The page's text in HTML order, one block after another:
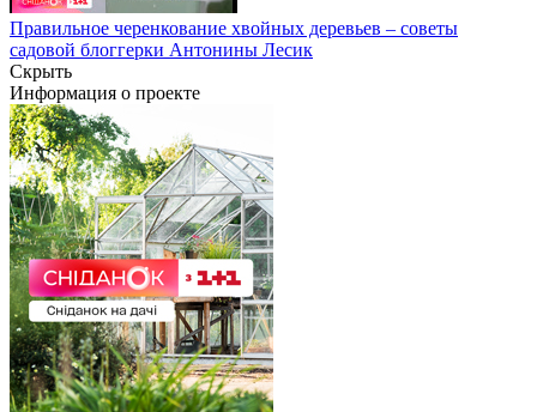
Правильное черенкование хвойных деревьев – советы
садовой блоггерки Антонины Лесик
Скрыть
Информация о проекте